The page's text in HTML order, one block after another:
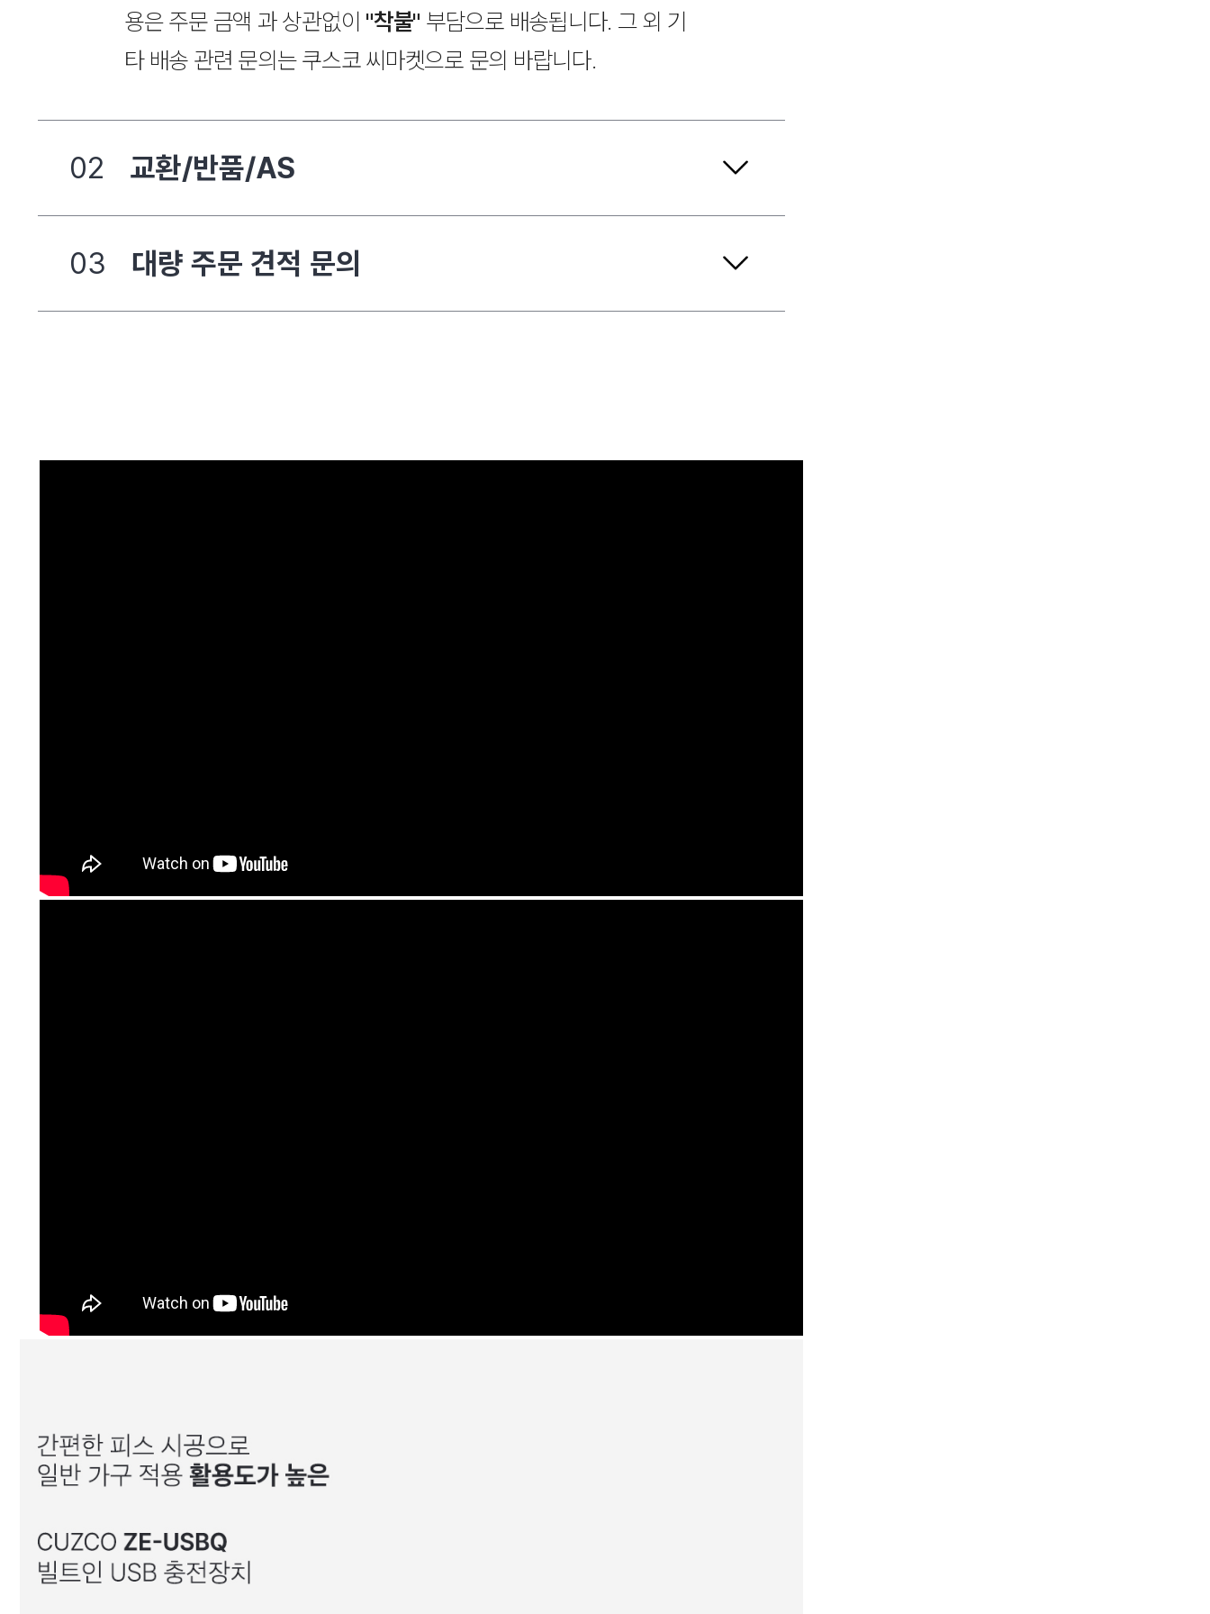
용은 주문 금액 과 상관없이 "착불" 부담으로 배송됩니다. 그 외 기
타 배송 관련 문의는 쿠스코 씨마켓으로 문의 바랍니다.
02 교환/반품/AS
03 대량 주문 견적 문의